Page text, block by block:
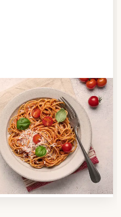
Mahlzeiten-Dienst-Suche,
Anbieter es in Ihrer
am besten zu Ihnen passt.
einen Überblick über die